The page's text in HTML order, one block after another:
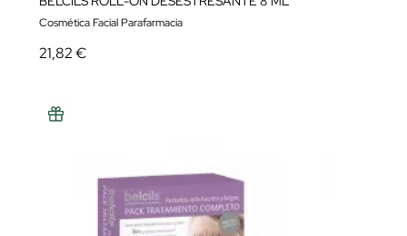
Cosmética Facial Parafarmacia
21,82 €